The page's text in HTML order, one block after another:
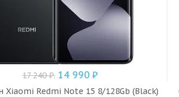
17 240₽. 14 990₽
Xiaomi Redmi Note 15 8/128Gb (Black)